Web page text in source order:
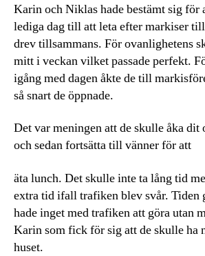
Karin och Niklas hade bestämt sig för
lediga dag till att leta efter markiser
drev tillsammans. För ovanlighetens
mitt i veckan vilket passade perfekt.
igång med dagen åkte de till
så snart de öppnade.
Det var meningen att de skulle åka dit
och sedan fortsätta till vänner för att
äta lunch. Det skulle inte ta lång tid
extra tid ifall trafiken blev svår. Tiden
hade inget med trafiken att göra utan
Karin som fick för sig att de skulle ha
huset.